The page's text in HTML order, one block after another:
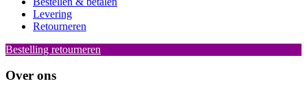
Levering
Retourneren
Bestelling retourneren
Over ons